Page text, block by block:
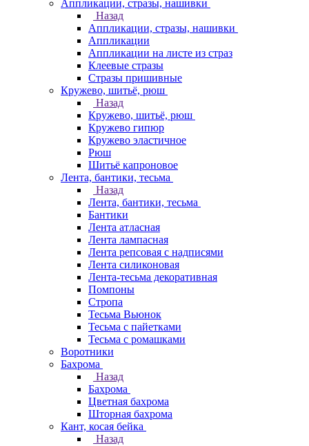
Аппликации, стразы, нашивки
Назад
Аппликации, стразы, нашивки
Аппликации
Аппликации на листе из страз
Клеевые стразы
Стразы пришивные
Кружево, шитьё, рюш
Назад
Кружево, шитьё, рюш
Кружево гипюр
Кружево эластичное
Рюш
Шитьё капроновое
Лента, бантики, тесьма
Назад
Лента, бантики, тесьма
Бантики
Лента атласная
Лента лампасная
Лента репсовая с надписями
Лента силиконовая
Лента-тесьма декоративная
Помпоны
Стропа
Тесьма Вьюнок
Тесьма с пайетками
Тесьма с ромашками
Воротники
Бахрома
Назад
Бахрома
Цветная бахрома
Шторная бахрома
Кант, косая бейка
Назад